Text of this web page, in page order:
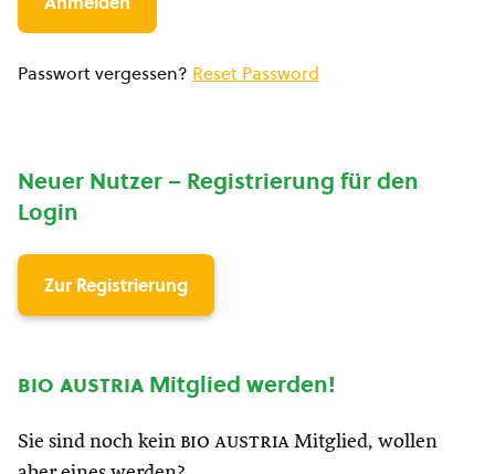
Passwort vergessen? Reset Password
Neuer Nutzer – Registrierung für den
Login
Zur Registrierung
bio austria Mitglied werden!
Sie sind noch kein bio austria Mitglied, wollen